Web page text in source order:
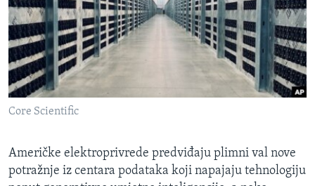
MAGAZIN
O GLASU AMERIKE
Learning English
PRATITE NAS
Jezici
Core Scientific
Američke elektroprivrede predviđaju plimni val nove
potražnje iz centara podataka koji napajaju tehnologiju